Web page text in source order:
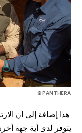
© PANTHERA
هذا إضافة إلى أن
يتوفر لدى أية جهة